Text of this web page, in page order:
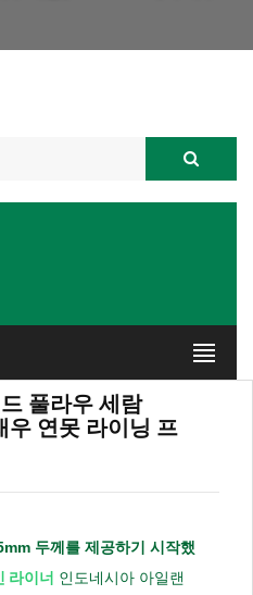
풀라우 세람
우 연못 라이닝 프
두께를 제공하기 시작했
라이너 인도네시아 아일랜